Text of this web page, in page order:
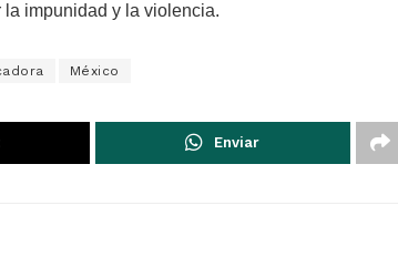
la impunidad y la violencia.
México
Enviar